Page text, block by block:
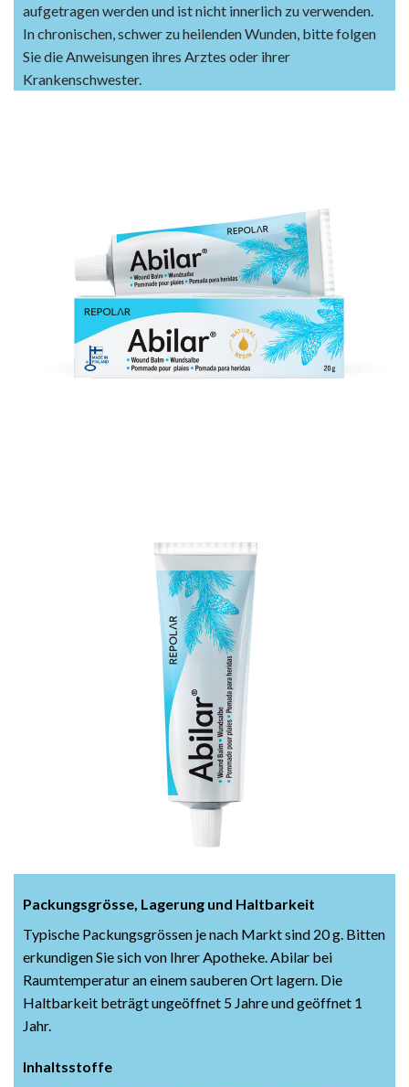
aufgetragen werden und ist nicht innerlich zu verwenden.
In chronischen, schwer zu heilenden Wunden, bitte folgen
Sie die Anweisungen ihres Arztes oder ihrer
Krankenschwester.
Packungsgrösse, Lagerung und Haltbarkeit
Typische Packungsgrössen je nach Markt sind 20 g. Bitten
erkundigen Sie sich von Ihrer Apotheke. Abilar bei
Raumtemperatur an einem sauberen Ort lagern. Die
Haltbarkeit beträgt ungeöffnet 5 Jahre und geöffnet 1
Jahr.
Inhaltsstoffe